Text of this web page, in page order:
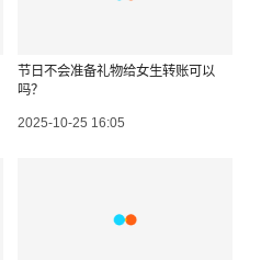
节日不会准备礼物给女生转账可以
吗？
2025-10-25 16:05